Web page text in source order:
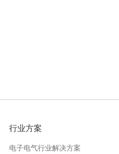
行业方案
电子电气行业解决方案